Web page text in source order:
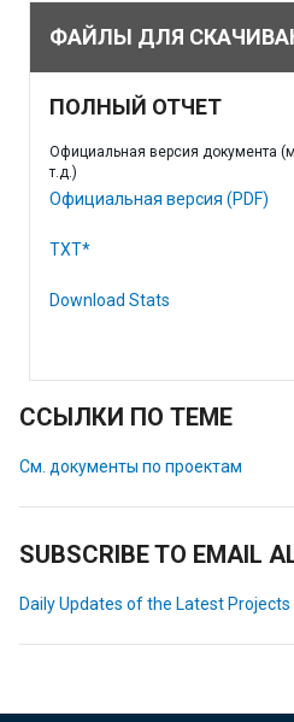
ФАЙЛЫ ДЛЯ
ПОЛНЫЙ ОТЧЕТ
Официальная версия документа
т.д.)
Официальная версия (PDF)
TXT*
Download Stats
ССЫЛКИ ПО ТЕМЕ
См. документы по проектам
SUBSCRIBE TO EMAIL
Daily Updates of the Latest